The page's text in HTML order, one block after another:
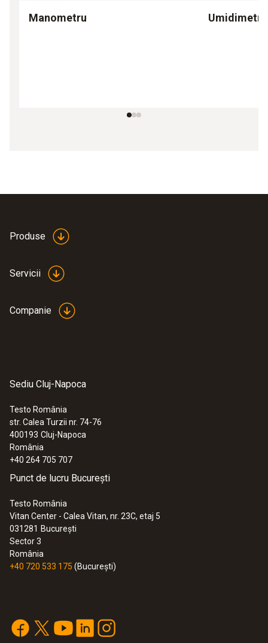
Manometru Umidimetru
Produse
Servicii
Companie
Sediu Cluj-Napoca
Testo România
str. Calea Turzii nr. 74-76
400193 Cluj-Napoca
România
+40 264 705 707
Punct de lucru București
Testo România
Vitan Center - Calea Vitan, nr. 23C, etaj 5
031281 București
Sector 3
România
+40 720 533 175 (București)